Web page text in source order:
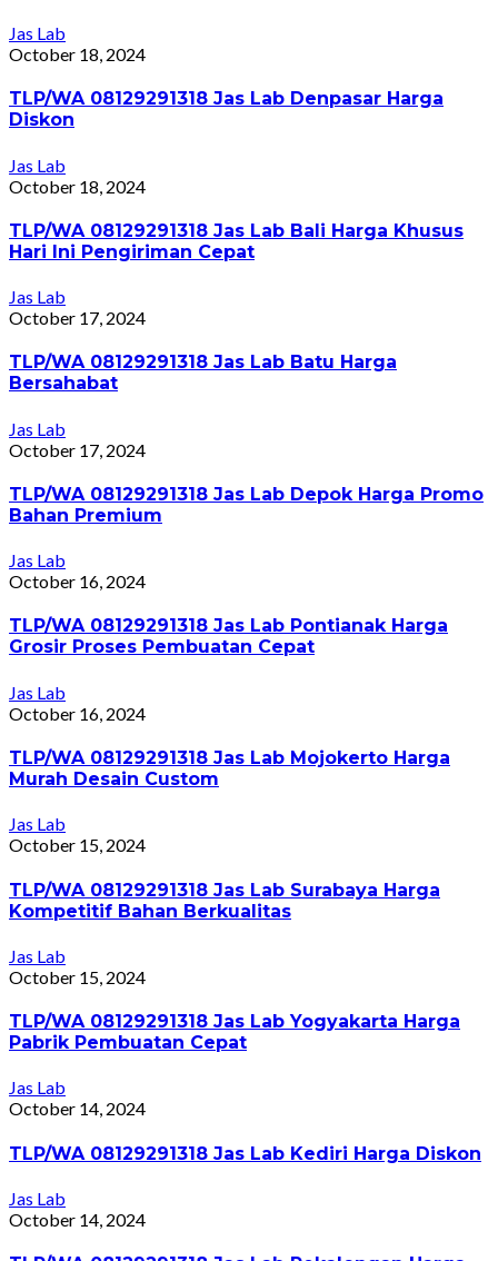
Jas Lab
October 18, 2024
TLP/WA 08129291318 Jas Lab Denpasar Harga
Diskon
Jas Lab
October 18, 2024
TLP/WA 08129291318 Jas Lab Bali Harga Khusus
Hari Ini Pengiriman Cepat
Jas Lab
October 17, 2024
TLP/WA 08129291318 Jas Lab Batu Harga
Bersahabat
Jas Lab
October 17, 2024
TLP/WA 08129291318 Jas Lab Depok Harga Promo
Bahan Premium
Jas Lab
October 16, 2024
TLP/WA 08129291318 Jas Lab Pontianak Harga
Grosir Proses Pembuatan Cepat
Jas Lab
October 16, 2024
TLP/WA 08129291318 Jas Lab Mojokerto Harga
Murah Desain Custom
Jas Lab
October 15, 2024
TLP/WA 08129291318 Jas Lab Surabaya Harga
Kompetitif Bahan Berkualitas
Jas Lab
October 15, 2024
TLP/WA 08129291318 Jas Lab Yogyakarta Harga
Pabrik Pembuatan Cepat
Jas Lab
October 14, 2024
TLP/WA 08129291318 Jas Lab Kediri Harga Diskon
Jas Lab
October 14, 2024